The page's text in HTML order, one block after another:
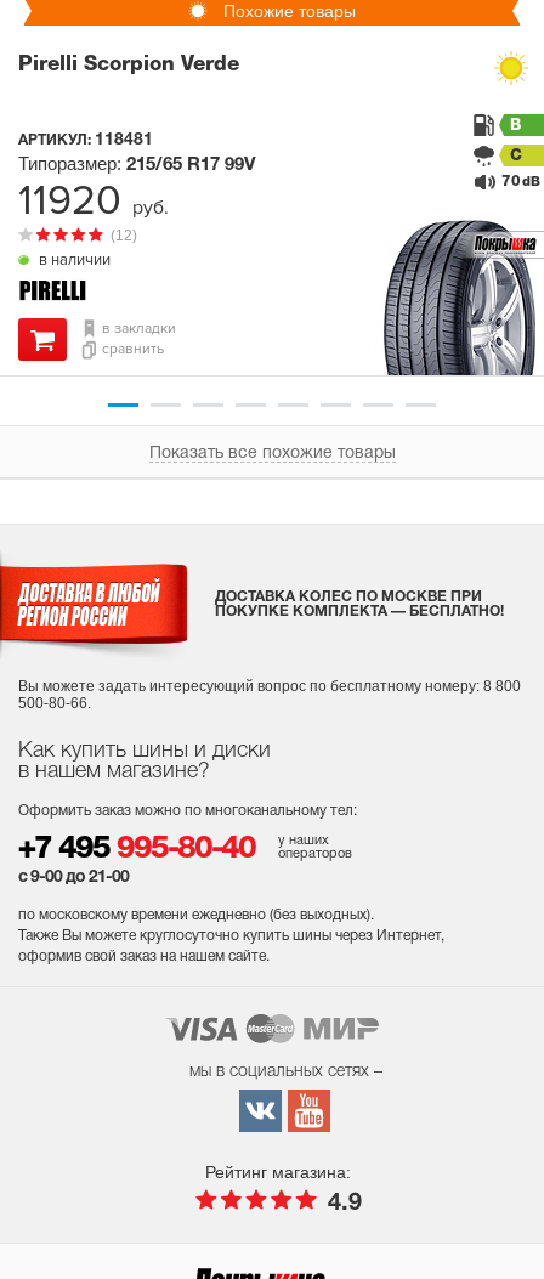
Похожие товары
Pirelli Scorpion Verde
АРТИКУЛ: 118481
в наличии
(12)
Типоразмер: 215/65 R17 99V
B
C
70 dB
в закладки
сравнить
11920 руб.
Показать все похожие товары
Как купить шины и диски
в нашем магазине?
Оформить заказ можно по многоканальному тел:
+7 495 995-80-40
у наших
операторов
с 9-00 до 21-00
по московскому времени ежедневно (без выходных).
Также Вы можете круглосуточно купить шины через Интернет,
оформив свой заказ на нашем сайте.
ДОСТАВКА КОЛЕС ПО МОСКВЕ ПРИ
ПОКУПКЕ КОМПЛЕКТА — БЕСПЛАТНО!
Вы можете задать интересующий вопрос по бесплатному номеру: 8 800
500-80-66.
мы в социальных сетях –
Рейтинг магазина:
4.9